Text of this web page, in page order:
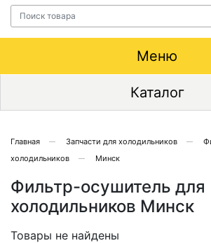
Меню
Каталог
Главная Запчасти для холодильников
холодильников
Минск
Фильтр-осушитель для
холодильников Минск
Товары не найдены